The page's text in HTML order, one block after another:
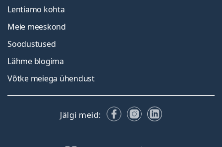
Lentiamo kohta
Meie meeskond
Soodustused
Lähme blogima
Võtke meiega ühendust
Jälgi meid: FacebookInstagram
LinkedIn